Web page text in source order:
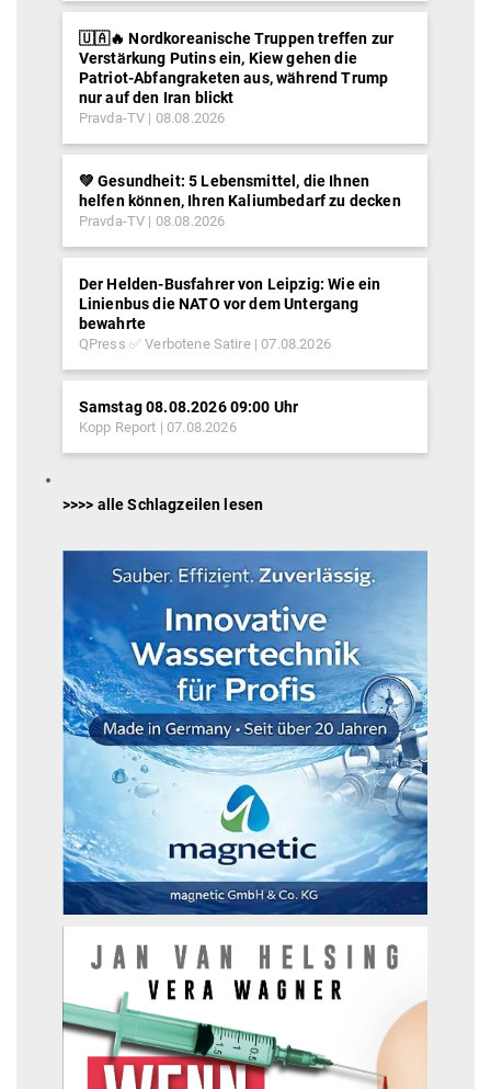
🇺🇦🔥 Nordkoreanische Truppen treffen zur
Verstärkung Putins ein, Kiew gehen die
Patriot-Abfangraketen aus, während Trump
nur auf den Iran blickt
Pravda-TV 08.08.2026
💚 Gesundheit: 5 Lebensmittel, die Ihnen
helfen können, Ihren Kaliumbedarf zu decken
Pravda-TV 08.08.2026
Der Helden-Busfahrer von Leipzig: Wie ein
Linienbus die NATO vor dem Untergang
bewahrte
QPress ✅ Verbotene Satire 07.08.2026
Samstag 08.08.2026 09:00 Uhr
Kopp Report 07.08.2026
>>>> alle Schlagzeilen lesen